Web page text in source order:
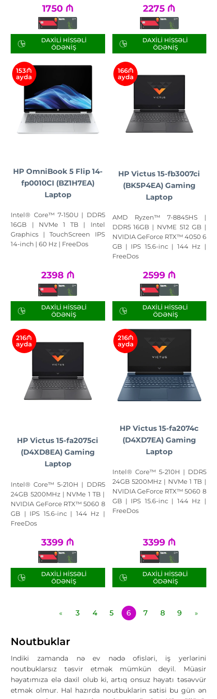
1750 ₼
DAXILI HISSƏLI
ÖDƏNIŞ
2275 ₼
DAXILI HISSƏLI
ÖDƏNIŞ
153₼
ayda
HP OmniBook 5 Flip 14-
fp0010CI (BZ1H7EA)
Laptop
Intel® Core™ 7-150U | DDR5
16GB | NVMe 1 TB | Intel
Graphics | TouchScreen IPS
14-inch | 60 Hz | FreeDos
2398 ₼
DAXILI HISSƏLI
ÖDƏNIŞ
166₼
ayda
HP Victus 15-fb3007ci
(BK5P4EA) Gaming
Laptop
AMD Ryzen™ 7-8845HS |
DDR5 16GB | NVME 512 GB |
NVIDIA GeForce RTX™ 4050 6
GB | IPS 15.6-inc | 144 Hz |
FreeDos
2599 ₼
DAXILI HISSƏLI
ÖDƏNIŞ
216₼
ayda
HP Victus 15-fa2075ci
(D4XD8EA) Gaming
Laptop
Intel® Core™ 5-210H | DDR5
24GB 5200MHz | NVMe 1 TB |
NVIDIA GeForce RTX™ 5060 8
GB | IPS 15.6-inc | 144 Hz |
FreeDos
3399 ₼
DAXILI HISSƏLI
ÖDƏNIŞ
216₼
ayda
HP Victus 15-fa2074c
(D4XD7EA) Gaming
Laptop
Intel® Core™ 5-210H | DDR5
24GB 5200MHz | NVMe 1 TB |
NVIDIA GeForce RTX™ 5060 8
GB | IPS 15.6-inc | 144 Hz |
FreeDos
3399 ₼
DAXILI HISSƏLI
ÖDƏNIŞ
« 3 4 5 6 7 8 9 »
Noutbuklar
Indiki zamanda nə ev nədə ofisləri, iş yerlərini
noutbuklarsız təsvir etmək mümkün deyil. Müasir
həyatımıza elə daxil olub ki, artıq onsuz həyatı təsəvvür
etmək olmur. Hal hazırda noutbuklarin satisi bu gün ən